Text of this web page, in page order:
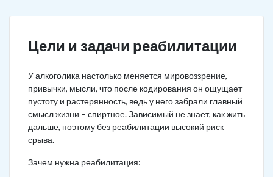
Цели и задачи реабилитации
У алкоголика настолько меняется мировоззрение,
привычки, мысли, что после кодирования он ощущает
пустоту и растерянность, ведь у него забрали главный
смысл жизни – спиртное. Зависимый не знает, как жить
дальше, поэтому без реабилитации высокий риск
срыва.
Зачем нужна реабилитация: